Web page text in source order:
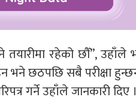
रहेको छौँ”, उहाँले
भने छठपछि सबै परीक्षा
गर्ने उहाँले जानकारी दिए ।